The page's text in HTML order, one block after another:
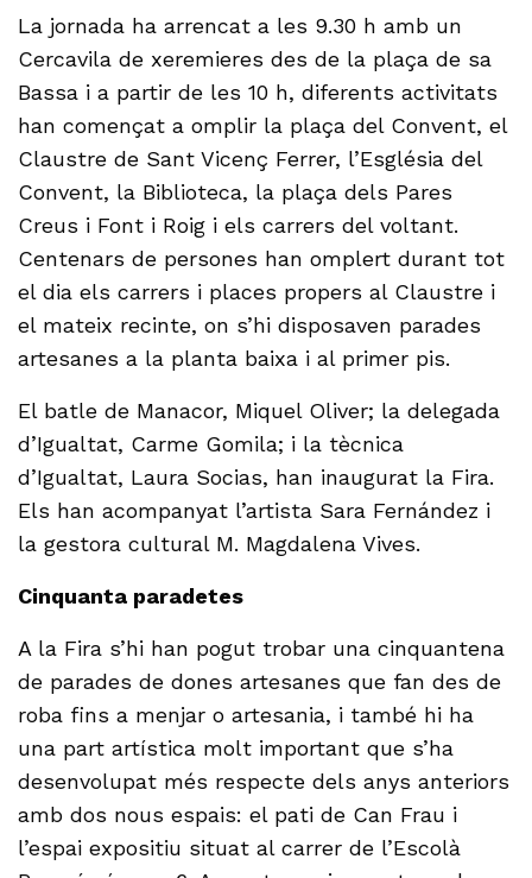
La jornada ha arrencat a les 9.30 h amb un
Cercavila de xeremieres des de la plaça de sa
Bassa i a partir de les 10 h, diferents activitats
han començat a omplir la plaça del Convent, el
Claustre de Sant Vicenç Ferrer, l’Església del
Convent, la Biblioteca, la plaça dels Pares
Creus i Font i Roig i els carrers del voltant.
Centenars de persones han omplert durant tot
el dia els carrers i places propers al Claustre i
el mateix recinte, on s’hi disposaven parades
artesanes a la planta baixa i al primer pis.
El batle de Manacor, Miquel Oliver; la delegada
d’Igualtat, Carme Gomila; i la tècnica
d’Igualtat, Laura Socias, han inaugurat la Fira.
Els han acompanyat l’artista Sara Fernández i
la gestora cultural M. Magdalena Vives.
Cinquanta paradetes
A la Fira s’hi han pogut trobar una cinquantena
de parades de dones artesanes que fan des de
roba fins a menjar o artesania, i també hi ha
una part artística molt important que s’ha
desenvolupat més respecte dels anys anteriors
amb dos nous espais: el pati de Can Frau i
l’espai expositiu situat al carrer de l’Escolà